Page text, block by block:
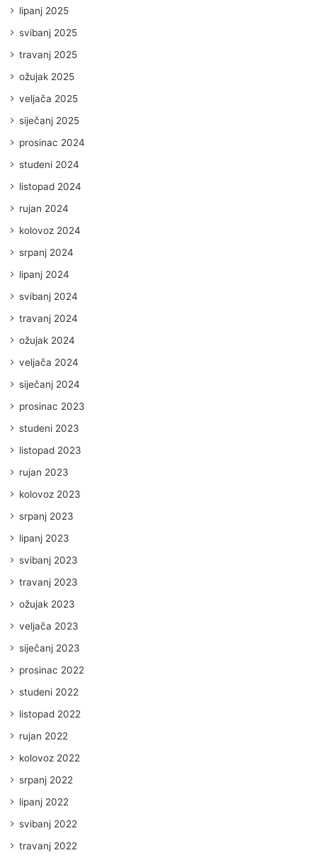
lipanj 2025
svibanj 2025
travanj 2025
ožujak 2025
veljača 2025
siječanj 2025
prosinac 2024
studeni 2024
listopad 2024
rujan 2024
kolovoz 2024
srpanj 2024
lipanj 2024
svibanj 2024
travanj 2024
ožujak 2024
veljača 2024
siječanj 2024
prosinac 2023
studeni 2023
listopad 2023
rujan 2023
kolovoz 2023
srpanj 2023
lipanj 2023
svibanj 2023
travanj 2023
ožujak 2023
veljača 2023
siječanj 2023
prosinac 2022
studeni 2022
listopad 2022
rujan 2022
kolovoz 2022
srpanj 2022
lipanj 2022
svibanj 2022
travanj 2022